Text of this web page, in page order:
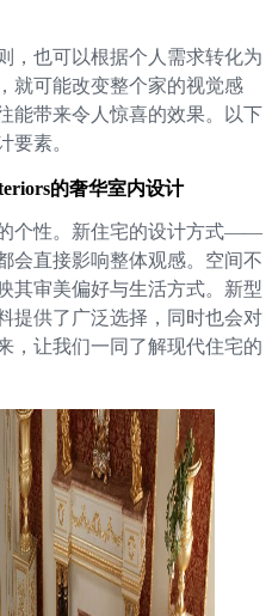
，也可以根据个人需求转化为
就可能改变整个家的视觉感
能带来令人惊喜的效果。以下
要素。
的奢华室内设计
个性。新住宅的设计方式——
直接影响整体观感。空间不
其审美偏好与生活方式。新型
提供了广泛选择，同时也会对
，让我们一同了解现代住宅的